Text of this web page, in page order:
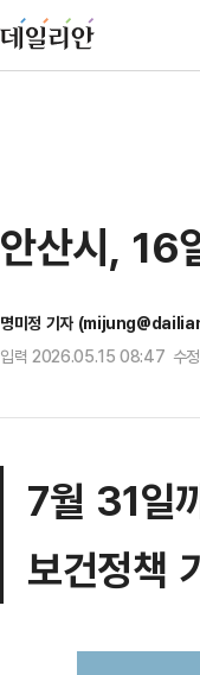
안산시, 16
명미정 기자
입력 2026.05.15 08:47 수
7월 31일
보건정책